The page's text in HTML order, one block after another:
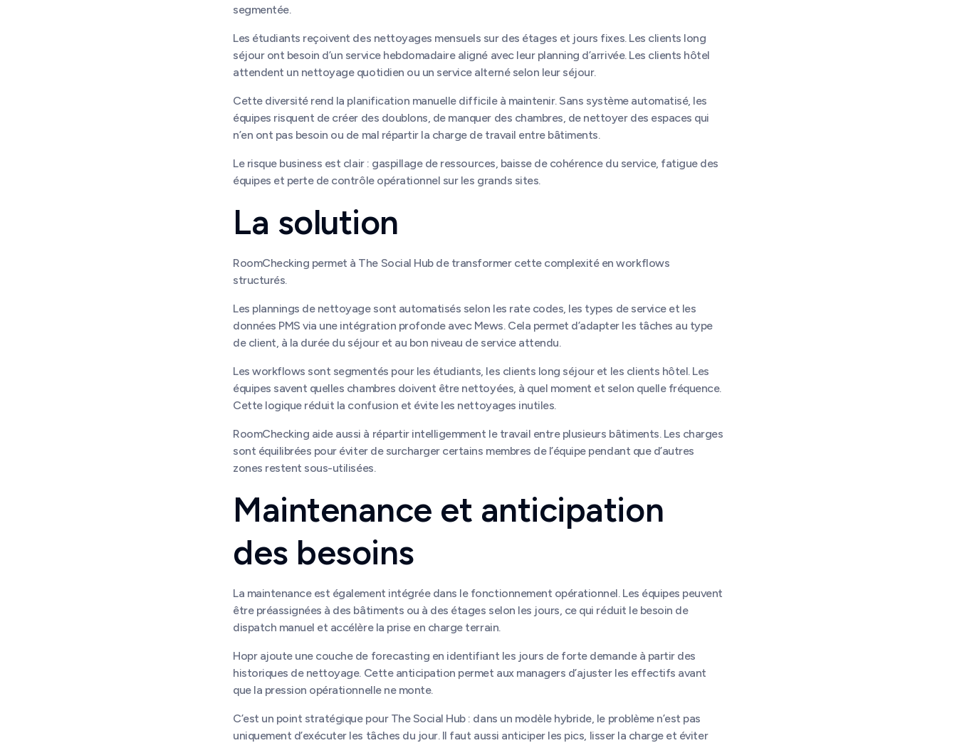
segmentée.
Les étudiants reçoivent des nettoyages mensuels sur des étages et jours fixes. Les clients long
séjour ont besoin d’un service hebdomadaire aligné avec leur planning d’arrivée. Les clients hôtel
attendent un nettoyage quotidien ou un service alterné selon leur séjour.
Cette diversité rend la planification manuelle difficile à maintenir. Sans système automatisé, les
équipes risquent de créer des doublons, de manquer des chambres, de nettoyer des espaces qui
n’en ont pas besoin ou de mal répartir la charge de travail entre bâtiments.
Le risque business est clair : gaspillage de ressources, baisse de cohérence du service, fatigue des
équipes et perte de contrôle opérationnel sur les grands sites.
La solution
RoomChecking permet à The Social Hub de transformer cette complexité en workflows
structurés.
Les plannings de nettoyage sont automatisés selon les rate codes, les types de service et les
données PMS via une intégration profonde avec Mews. Cela permet d’adapter les tâches au type
de client, à la durée du séjour et au bon niveau de service attendu.
Les workflows sont segmentés pour les étudiants, les clients long séjour et les clients hôtel. Les
équipes savent quelles chambres doivent être nettoyées, à quel moment et selon quelle fréquence.
Cette logique réduit la confusion et évite les nettoyages inutiles.
RoomChecking aide aussi à répartir intelligemment le travail entre plusieurs bâtiments. Les charges
sont équilibrées pour éviter de surcharger certains membres de l’équipe pendant que d’autres
zones restent sous-utilisées.
Maintenance et anticipation
des besoins
La maintenance est également intégrée dans le fonctionnement opérationnel. Les équipes peuvent
être préassignées à des bâtiments ou à des étages selon les jours, ce qui réduit le besoin de
dispatch manuel et accélère la prise en charge terrain.
Hopr ajoute une couche de forecasting en identifiant les jours de forte demande à partir des
historiques de nettoyage. Cette anticipation permet aux managers d’ajuster les effectifs avant
que la pression opérationnelle ne monte.
C’est un point stratégique pour The Social Hub : dans un modèle hybride, le problème n’est pas
uniquement d’exécuter les tâches du jour. Il faut aussi anticiper les pics, lisser la charge et éviter